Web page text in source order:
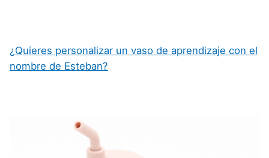
¿Quieres personalizar un vaso de aprendizaje con el
nombre de Esteban?